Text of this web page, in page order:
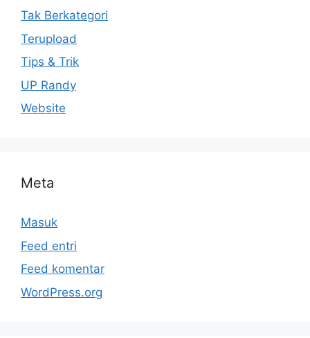
Tak Berkategori
Terupload
Tips & Trik
UP Randy
Website
Meta
Masuk
Feed entri
Feed komentar
WordPress.org